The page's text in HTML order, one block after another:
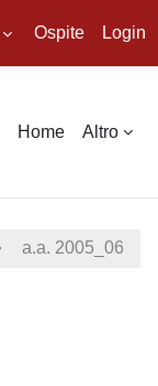
Ospite Login
Home Altro
a.a. 2005_06